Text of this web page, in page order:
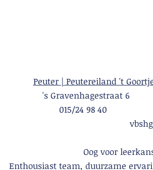
Peuter | Peutereiland 't
's
015/24 98
Oog voor
Enthousiast team, duurzame